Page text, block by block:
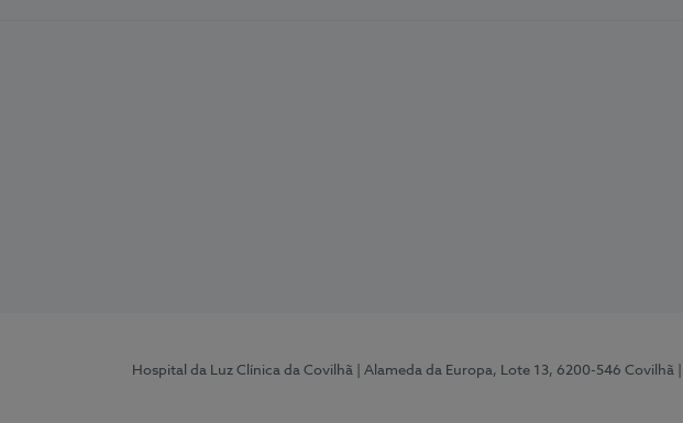
Hospital da Luz Clínica da Covilhã | Alameda da Europa, Lote 13, 6200-546 Covilhã